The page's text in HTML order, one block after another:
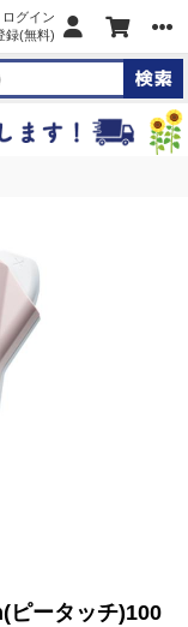
ログイン
録(無料)
ピータッチ)100